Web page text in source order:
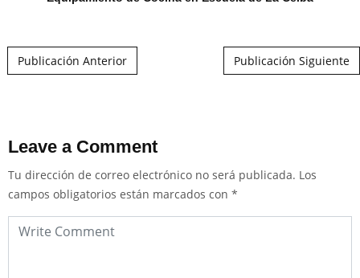
Publicación Anterior Publicación Siguiente
Leave a Comment
Tu dirección de correo electrónico no será publicada. Los
campos obligatorios están marcados con *